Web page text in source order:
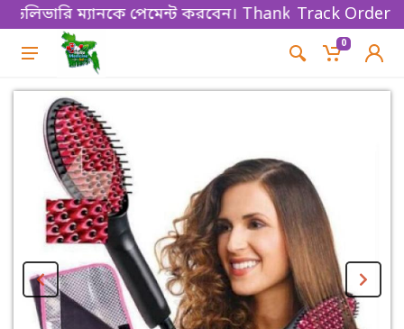
ম্যানকে পেমেন্ট করবেন। Thanks for shopping!
Track Order
0